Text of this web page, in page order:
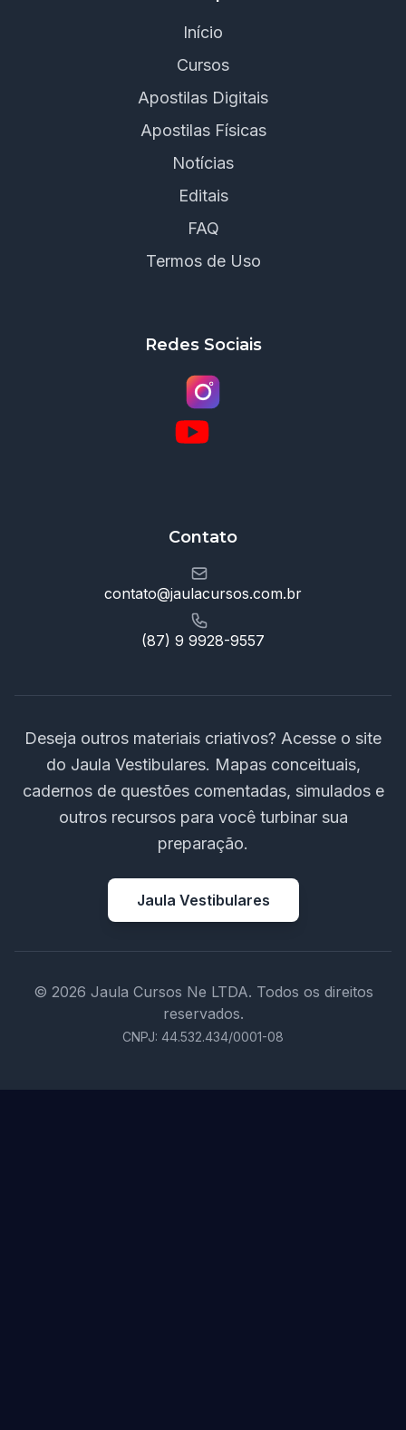
Início
Cursos
Apostilas Digitais
Apostilas Físicas
Notícias
Editais
FAQ
Termos de Uso
Redes Sociais
Contato
contato@jaulacursos.com.br
(87) 9 9928-9557
Deseja outros materiais criativos? Acesse o site
do Jaula Vestibulares. Mapas conceituais,
cadernos de questões comentadas, simulados e
outros recursos para você turbinar sua
preparação.
Jaula Vestibulares
© 2026 Jaula Cursos Ne LTDA. Todos os direitos
reservados.
CNPJ: 44.532.434/0001-08